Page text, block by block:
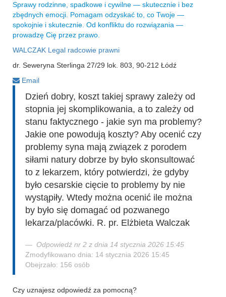
Sprawy rodzinne, spadkowe i cywilne — skutecznie i bez
zbędnych emocji. Pomagam odzyskać to, co Twoje —
spokojnie i skutecznie. Od konfliktu do rozwiązania —
prowadzę Cię przez prawo.
WALCZAK Legal radcowie prawni
dr. Seweryna Sterlinga 27/29 lok. 803, 90-212 Łódź
Email
Dzień dobry, koszt takiej sprawy zależy od
stopnia jej skomplikowania, a to zależy od
stanu faktycznego - jakie syn ma problemy?
Jakie one powodują koszty? Aby ocenić czy
problemy syna mają związek z porodem
siłami natury dobrze by było skonsultować
to z lekarzem, który potwierdzi, że gdyby
było cesarskie cięcie to problemy by nie
wystąpiły. Wtedy można ocenić ile można
by było się domagać od pozwanego
lekarza/placówki. R. pr. Elżbieta Walczak
Odpowiedź nr 2 z dnia 14 stycznia 2026 15:45
Zmodyfikowano dnia: 14 stycznia 2026 15:45
Obejrzało: 156 osób
Czy uznajesz odpowiedź za pomocną?